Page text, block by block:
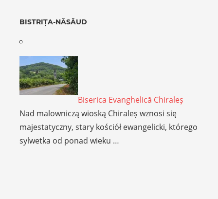
BISTRIȚA-NĂSĂUD
Biserica Evanghelică Chiraleș
Nad malowniczą wioską Chiraleș wznosi się
majestatyczny, stary kościół ewangelicki, którego
sylwetka od ponad wieku …